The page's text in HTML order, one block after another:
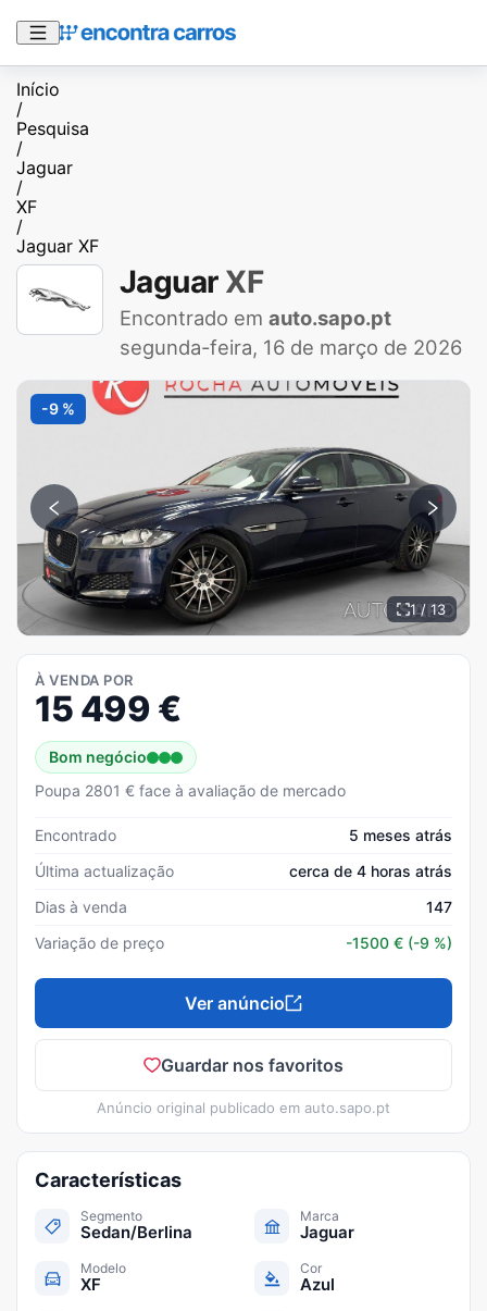
Início
/
Pesquisa
/
Jaguar
/
XF
/
Jaguar XF
Jaguar XF
Encontrado em auto.sapo.pt
segunda-feira, 16 de março de 2026
-9 %
1 / 13
À VENDA POR
15 499 €
Bom negócio
Poupa 2801 € face à avaliação de mercado
Encontrado
5 meses atrás
Última actualização
cerca de 4 horas atrás
Dias à venda
147
Variação de preço
-1500 € (-9 %)
Ver anúncio
Guardar nos favoritos
Anúncio original publicado em auto.sapo.pt
Características
Segmento
Sedan/Berlina
Marca
Jaguar
Modelo
XF
Cor
Azul